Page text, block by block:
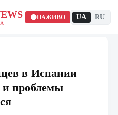
НАЖИВО UA RU
в Испании
и проблемы